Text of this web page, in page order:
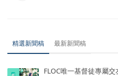
精選新聞稿 最新新聞稿
FLOC唯一基督徒專屬